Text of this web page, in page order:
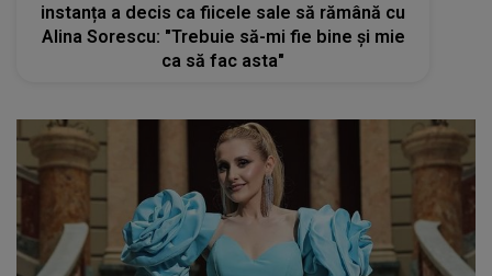
instanța a decis ca fiicele sale să rămână cu
Alina Sorescu: "Trebuie să-mi fie bine și mie
ca să fac asta"